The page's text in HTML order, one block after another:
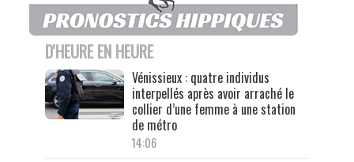
D'HEURE EN HEURE
Vénissieux : quatre individus
interpellés après avoir arraché le
collier d’une femme à une station
de métro
14:06